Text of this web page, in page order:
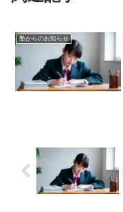
塾からのお知らせ